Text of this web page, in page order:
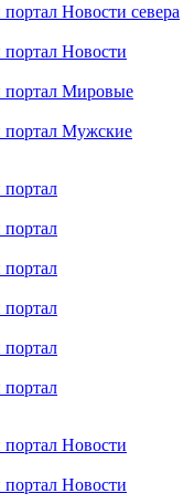
Новости севера
Новости
портал Мировые
портал Мужские
Новости
Новости